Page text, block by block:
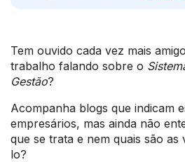
Tem ouvido cada vez mais
trabalho falando sobre o
Gestão?
Acompanha blogs que indicam
empresários, mas ainda não
que se trata e nem quais são as
lo?